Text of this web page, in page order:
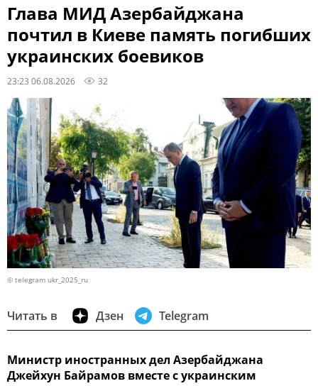
Глава МИД Азербайджана
почтил в Киеве память погибших
украинских боевиков
23:23 06.08.2026 32
© telegram ukr_2025_ru
Читать в Дзен Telegram
Министр иностранных дел Азербайджана
Джейхун Байрамов вместе с украинским